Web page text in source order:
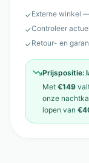
✓Externe winkel
✓Controleer
✓Retour- en
Prijspositie:
Met €149
onze
lopen van